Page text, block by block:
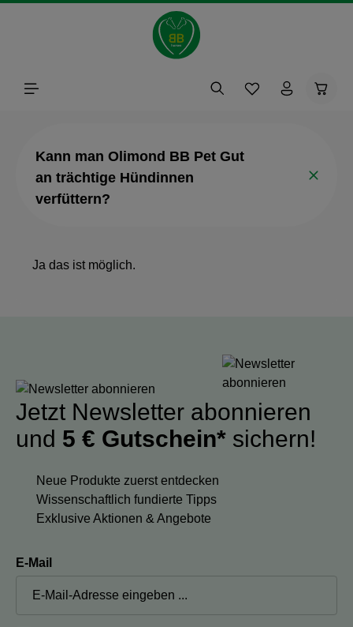
Kann man Olimond BB Pet Gut
an trächtige Hündinnen
verfüttern?
Ja das ist möglich.
Jetzt Newsletter abonnieren
und 5 € Gutschein* sichern!
Neue Produkte zuerst entdecken
Wissenschaftlich fundierte Tipps
Exklusive Aktionen & Angebote
E-Mail